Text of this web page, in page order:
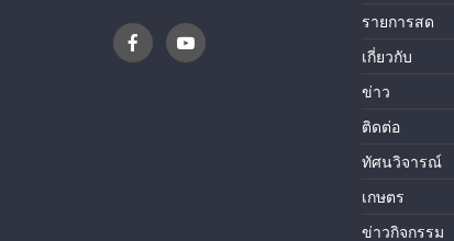
รายการสด
เกี่ยวกับ
ข่าว
ติดต่อ
ทัศนวิจารณ์
เกษตร
ข่าวกิจกรรม